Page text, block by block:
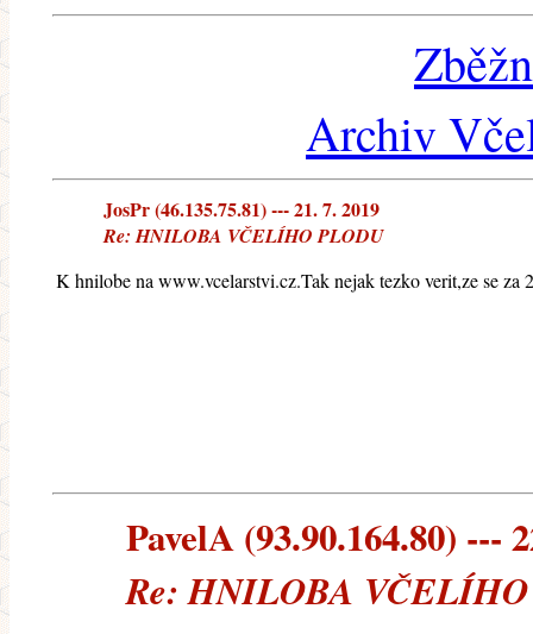
Archiv
JosPr (46.135.75.81) --- 21. 7. 2019
Re: HNILOBA VČELÍHO PLODU
K hnilobe na www.vcelarstvi.cz.Tak nejak tezko verit,ze se za
PavelA (93.90.164.80) ---
Re: HNILOBA